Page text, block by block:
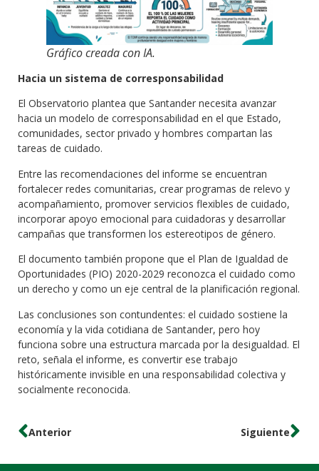
Gráfico creada con IA.
Hacia un sistema de corresponsabilidad
El Observatorio plantea que Santander necesita avanzar
hacia un modelo de corresponsabilidad en el que Estado,
comunidades, sector privado y hombres compartan las
tareas de cuidado.
Entre las recomendaciones del informe se encuentran
fortalecer redes comunitarias, crear programas de relevo y
acompañamiento, promover servicios flexibles de cuidado,
incorporar apoyo emocional para cuidadoras y desarrollar
campañas que transformen los estereotipos de género.
El documento también propone que el Plan de Igualdad de
Oportunidades (PIO) 2020-2029 reconozca el cuidado como
un derecho y como un eje central de la planificación regional.
Las conclusiones son contundentes: el cuidado sostiene la
economía y la vida cotidiana de Santander, pero hoy
funciona sobre una estructura marcada por la desigualdad. El
reto, señala el informe, es convertir ese trabajo
históricamente invisible en una responsabilidad colectiva y
socialmente reconocida.
Anterior Siguiente